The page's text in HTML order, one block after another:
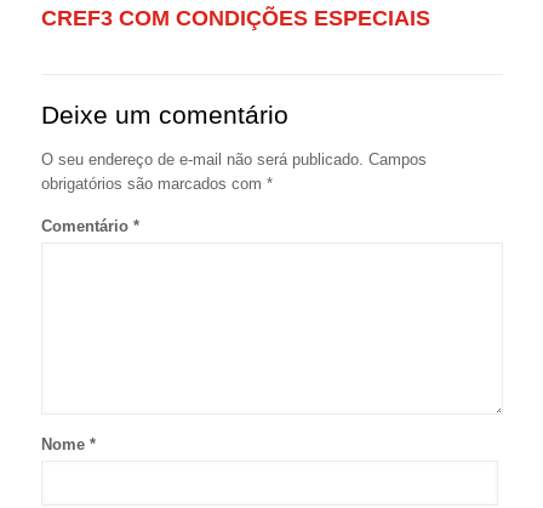
CREF3 COM CONDIÇÕES ESPECIAIS
Deixe um comentário
O seu endereço de e-mail não será publicado. Campos
obrigatórios são marcados com *
Comentário *
Nome *